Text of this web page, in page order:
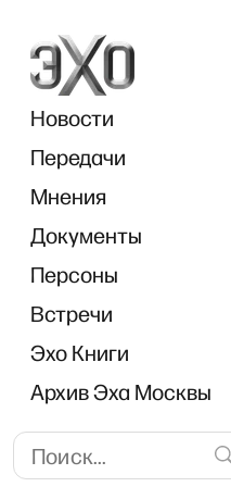
Новости
Передачи
Мнения
Документы
Персоны
Встречи
Эхо Книги
Архив Эха Москвы